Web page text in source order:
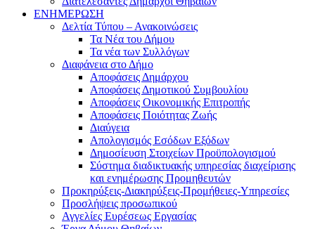
ΕΝΗΜΕΡΩΣΗ
Δελτία Τύπου – Ανακοινώσεις
Τα Νέα του Δήμου
Τα νέα των Συλλόγων
Διαφάνεια στο Δήμο
Αποφάσεις Δημάρχου
Αποφάσεις Δημοτικού Συμβουλίου
Αποφάσεις Οικονομικής Επιτροπής
Αποφάσεις Ποιότητας Ζωής
Διαύγεια
Απολογισμός Εσόδων Εξόδων
Δημοσίευση Στοιχείων Προϋπολογισμού
Σύστημα διαδικτυακής υπηρεσίας διαχείρισης
και ενημέρωσης Προμηθευτών
Προκηρύξεις-Διακηρύξεις-Προμήθειες-Υπηρεσίες
Προσλήψεις προσωπικού
Αγγελίες Ευρέσεως Εργασίας